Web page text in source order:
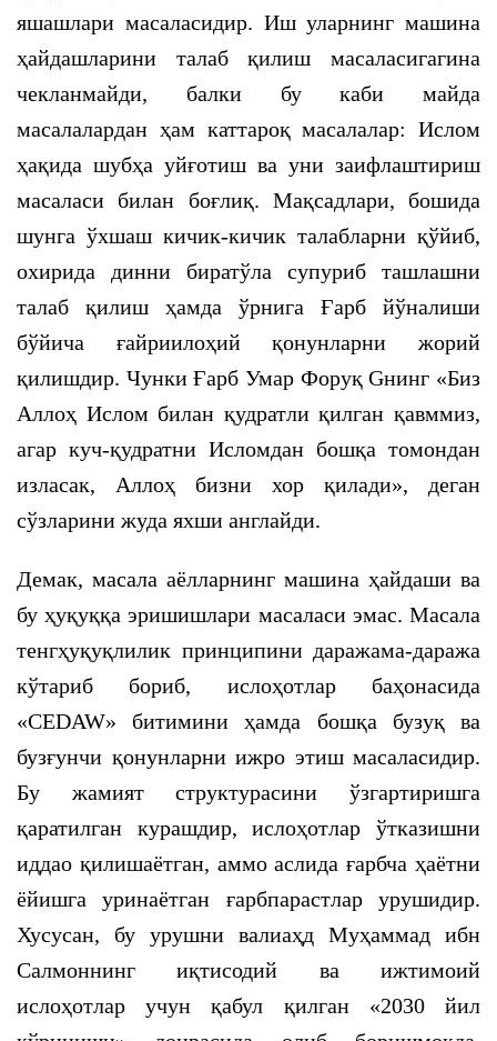
яшашлари масаласидир. Иш уларнинг машина
ҳайдашларини талаб қилиш масаласигагина
чекланмайди, балки бу каби майда
масалалардан ҳам каттароқ масалалар: Ислом
ҳақида шубҳа уйғотиш ва уни заифлаштириш
масаласи билан боғлиқ. Мақсадлари, бошида
шунга ўхшаш кичик-кичик талабларни қўйиб,
охирида динни биратўла супуриб ташлашни
талаб қилиш ҳамда ўрнига Ғарб йўналиши
бўйича ғайриилоҳий қонунларни жорий
қилишдир. Чунки Ғарб Умар Форуқ Gнинг «Биз
Аллоҳ Ислом билан қудратли қилган қавммиз,
агар куч-қудратни Исломдан бошқа томондан
изласак, Аллоҳ бизни хор қилади», деган
сўзларини жуда яхши англайди.
Демак, масала аёлларнинг машина ҳайдаши ва
бу ҳуқуққа эришишлари масаласи эмас. Масала
тенгҳуқуқлилик принципини даражама-даража
кўтариб бориб, ислоҳотлар баҳонасида
«CEDAW» битимини ҳамда бошқа бузуқ ва
бузғунчи қонунларни ижро этиш масаласидир.
Бу жамият структурасини ўзгартиришга
қаратилган курашдир, ислоҳотлар ўтказишни
иддао қилишаётган, аммо аслида ғарбча ҳаётни
ёйишга уринаётган ғарбпарастлар урушидир.
Хусусан, бу урушни валиаҳд Муҳаммад ибн
Салмоннинг иқтисодий ва ижтимоий
ислоҳотлар учун қабул қилган «2030 йил